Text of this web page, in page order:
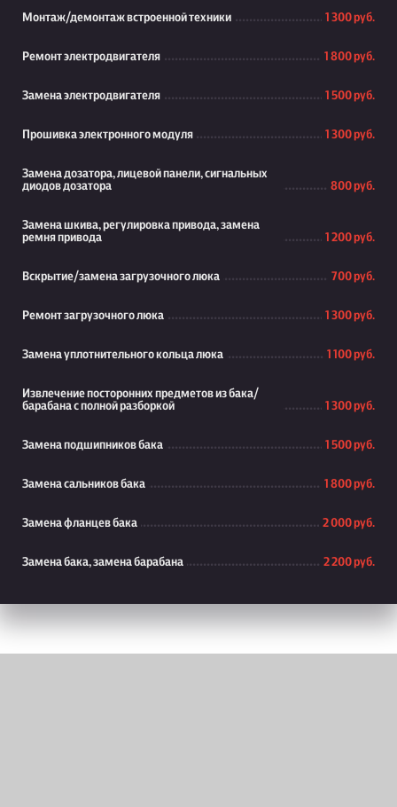
Монтаж/демонтаж встроенной техники 1 300 руб.
Ремонт электродвигателя 1 800 руб.
Замена электродвигателя 1 500 руб.
Прошивка электронного модуля 1 300 руб.
Замена дозатора, лицевой панели, сигнальных
диодов дозатора
800 руб.
Замена шкива, регулировка привода, замена
ремня привода
1 200 руб.
Вскрытие/замена загрузочного люка 700 руб.
Ремонт загрузочного люка 1 300 руб.
Замена уплотнительного кольца люка 1 100 руб.
Извлечение посторонних предметов из бака/
барабана с полной разборкой
1 300 руб.
Замена подшипников бака 1 500 руб.
Замена сальников бака 1 800 руб.
Замена фланцев бака 2 000 руб.
Замена бака, замена барабана 2 200 руб.